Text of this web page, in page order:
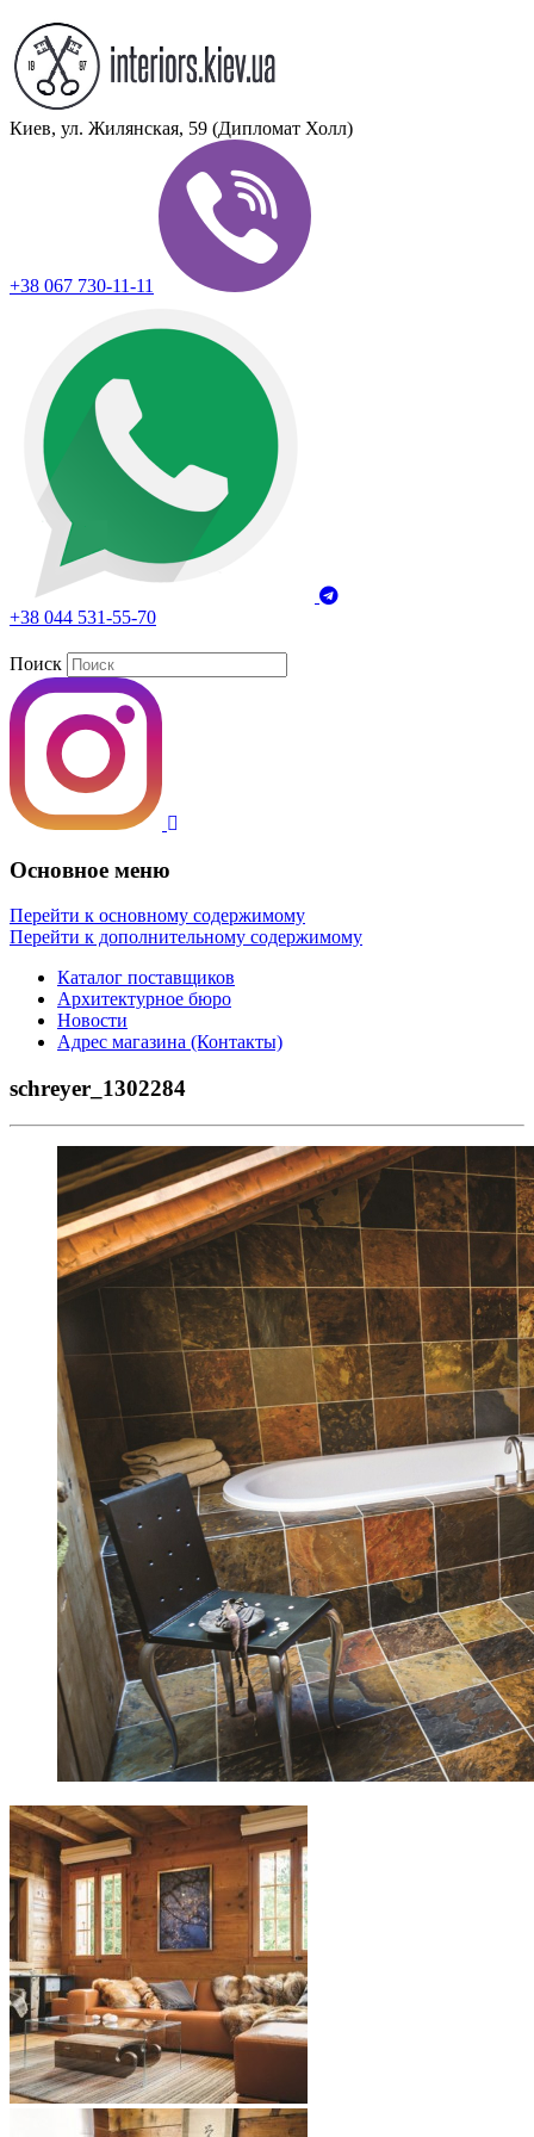
Киев, ул. Жилянская, 59 (Дипломат Холл)
+38 067 730-11-11
+38 044 531-55-70
Поиск
Основное меню
Перейти к основному содержимому
Перейти к дополнительному содержимому
Каталог поставщиков
Архитектурное бюро
Новости
Адрес магазина (Контакты)
schreyer_1302284